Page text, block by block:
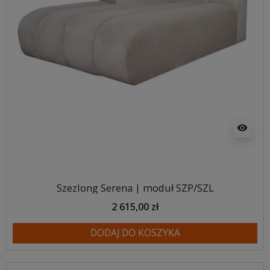
visibility
Szezlong Serena | moduł SZP/SZL
2 615,00 zł
DODAJ DO KOSZYKA